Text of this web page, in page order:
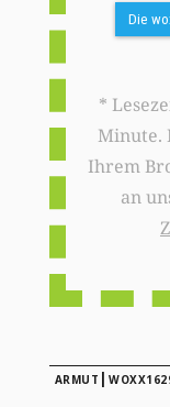
Die
*
Minute.
Ihrem
an
ARMUT |